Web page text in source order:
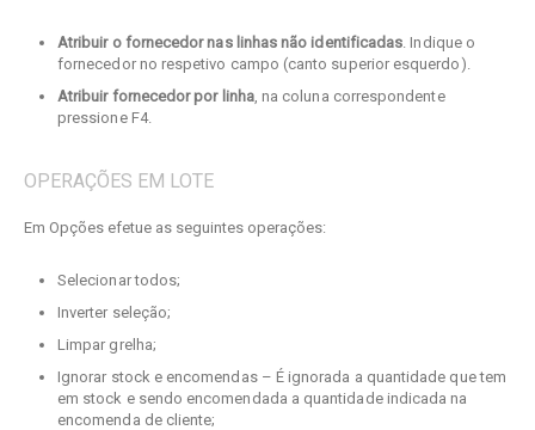
Atribuir o fornecedor nas linhas não identificadas. Indique o
fornecedor no respetivo campo (canto superior esquerdo).
Atribuir fornecedor por linha, na coluna correspondente
pressione F4.
OPERAÇÕES EM LOTE
Em Opções efetue as seguintes operações:
Selecionar todos;
Inverter seleção;
Limpar grelha;
Ignorar stock e encomendas – É ignorada a quantidade que tem
em stock e sendo encomendada a quantidade indicada na
encomenda de cliente;